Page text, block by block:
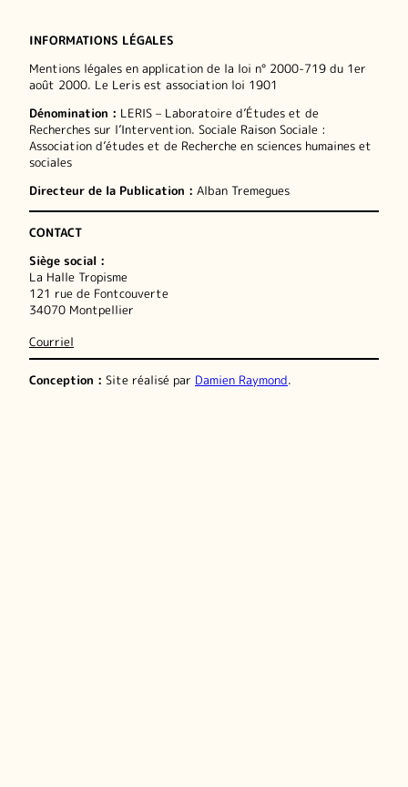
INFORMATIONS LÉGALES
Mentions légales en application de la loi n° 2000-719 du 1er
août 2000. Le Leris est association loi 1901
Dénomination : LERIS – Laboratoire d’Études et de
Recherches sur l’Intervention. Sociale Raison Sociale :
Association d’études et de Recherche en sciences humaines et
sociales
Directeur de la Publication : Alban Tremegues
CONTACT
Siège social :
La Halle Tropisme
121 rue de Fontcouverte
34070 Montpellier
Courriel
Conception : Site réalisé par Damien Raymond.